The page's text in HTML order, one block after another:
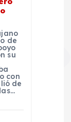
de
su
con
de